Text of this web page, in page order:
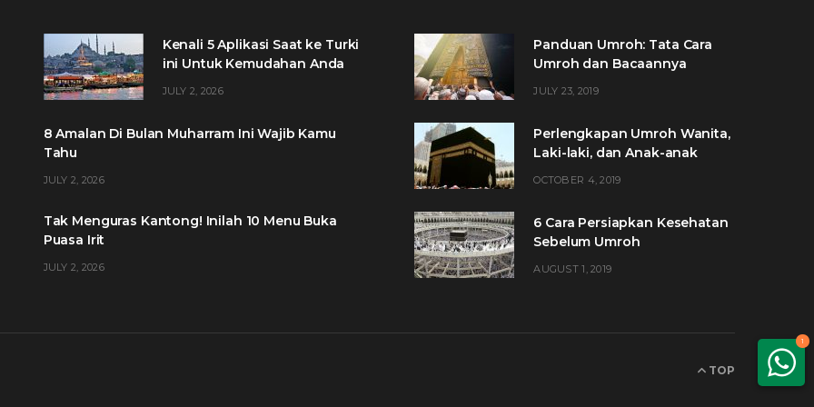
1
Kenali 5 Aplikasi Saat ke Turki
ini Untuk Kemudahan Anda
JULY 2, 2026
8 Amalan Di Bulan Muharram Ini Wajib Kamu
Tahu
JULY 2, 2026
Tak Menguras Kantong! Inilah 10 Menu Buka
Puasa Irit
JULY 2, 2026
Panduan Umroh: Tata Cara
Umroh dan Bacaannya
JULY 23, 2019
Perlengkapan Umroh Wanita,
Laki-laki, dan Anak-anak
OCTOBER 4, 2019
6 Cara Persiapkan Kesehatan
Sebelum Umroh
AUGUST 1, 2019
TOP